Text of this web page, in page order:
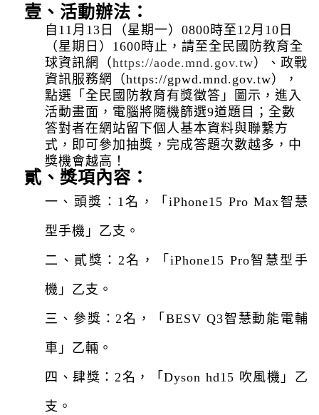
壹、 活動辦法 ：
自11月13日（星期一）0800時至12月10日
（星期日）1600時止，請至全民國防教育全
球資訊網（https://aode.mnd.gov.tw）、政戰
資訊服務網（https://gpwd.mnd.gov.tw），
點選「全民國防教育有獎徵答」圖示，進入
活動畫面，電腦將隨機篩選9道題目；全數
答對者在網站留下個人基本資料與聯繫方
式，即可參加抽獎，完成答題次數越多，中
獎機會越高 ！
貳、 獎項內容：
一、頭獎：1名，「iPhone15 Pro Max智慧
型手機」乙支。
二、貳獎：2名，「iPhone15 Pro智慧型手
機」乙支。
三、參獎：2名，「BESV Q3智慧動能電輔
車」乙輛。
四、肆獎：2名，「Dyson hd15 吹風機」乙
支。